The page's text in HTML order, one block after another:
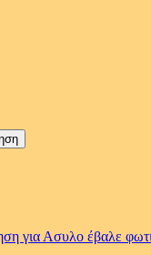
για Ασυλο έβαλε